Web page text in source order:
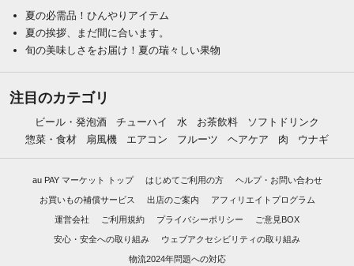
夏の必需品！ひんやりアイテム
夏の挨拶、まだ間に合います。
旬の美味しさをお届け！夏の瑞々しい果物
注目のカテゴリ
ビール・発泡酒 チューハイ 水 お茶飲料
ソフトドリンク
惣菜・食材
扇風機 エアコン フルーツ ヘアケア 肉 ウナギ
au PAY マーケット トップ はじめてご利用の方 ヘルプ・お問い合わせ
お買いもの補償サービス 出店のご案内 アフィリエイトプログラム
運営会社 ご利用規約 プライバシーポリシー ご意見BOX
安心・安全への取り組み ウェブアクセシビリティの取り組み
物流2024年問題への対応